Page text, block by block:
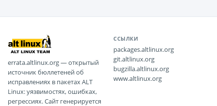
errata.altlinux.org — открытый
источник бюллетеней об
исправлениях в пакетах ALT
Linux: уязвимостях, ошибках,
регрессиях. Сайт генерируется
ССЫЛКИ
packages.altlinux.org
git.altlinux.org
bugzilla.altlinux.org
www.altlinux.org